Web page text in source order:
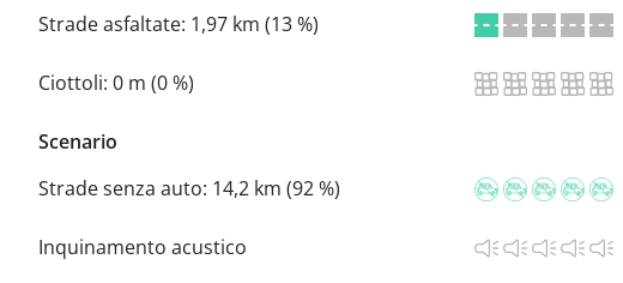
Strade asfaltate: 1,97 km (13 %)
Ciottoli: 0 m (0 %)
Scenario
Strade senza auto: 14,2 km (92 %)
Inquinamento acustico